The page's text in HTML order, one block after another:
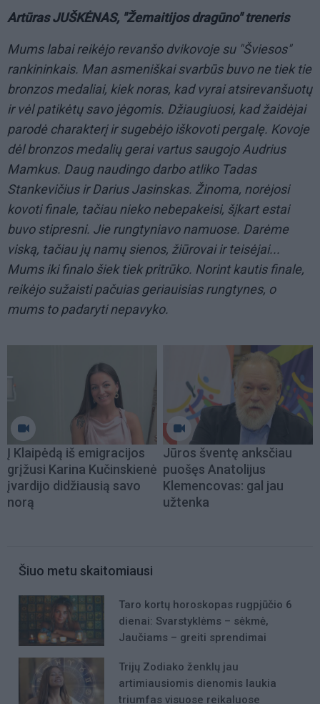
Artūras JUŠKĖNAS, "Žemaitijos dragūno" treneris
Mums labai reikėjo revanšo dvikovoje su "Šviesos"
rankininkais. Man asmeniškai svarbūs buvo ne tiek tie
bronzos medaliai, kiek noras, kad vyrai atsirevanšuotų
ir vėl patikėtų savo jėgomis. Džiaugiuosi, kad žaidėjai
parodė charakterį ir sugebėjo iškovoti pergalę. Kovoje
dėl bronzos medalių gerai vartus saugojo Audrius
Mamkus. Daug naudingo darbo atliko Tadas
Stankevičius ir Darius Jasinskas. Žinoma, norėjosi
kovoti finale, tačiau nieko nebepakeisi, šįkart estai
buvo stipresni. Jie rungtyniavo namuose. Darėme
viską, tačiau jų namų sienos, žiūrovai ir teisėjai...
Mums iki finalo šiek tiek pritrūko. Norint kautis finale,
reikėjo sužaisti pačuias geriauisias rungtynes, o
mums to padaryti nepavyko.
Į Klaipėdą iš emigracijos
grįžusi Karina Kučinskienė
įvardijo didžiausią savo
norą
Jūros šventę anksčiau
puošęs Anatolijus
Klemencovas: gal jau
užtenka
Šiuo metu skaitomiausi
Taro kortų horoskopas rugpjūčio 6
dienai: Svarstyklėms – sėkmė,
Jaučiams – greiti sprendimai
Trijų Zodiako ženklų jau
artimiausiomis dienomis laukia
triumfas visuose reikaluose